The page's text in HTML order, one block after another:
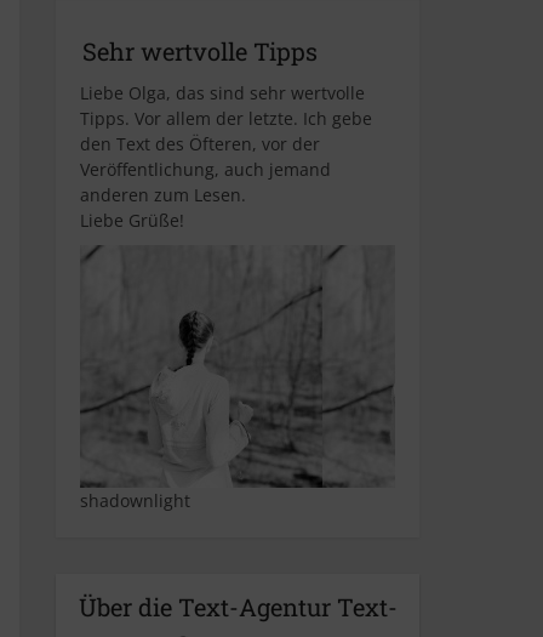
Sehr wertvolle Tipps
Liebe Olga, das sind sehr wertvolle
Tipps. Vor allem der letzte. Ich gebe
den Text des Öfteren, vor der
Veröffentlichung, auch jemand
anderen zum Lesen.
Liebe Grüße!
shadownlight
Über die Text-Agentur Text-